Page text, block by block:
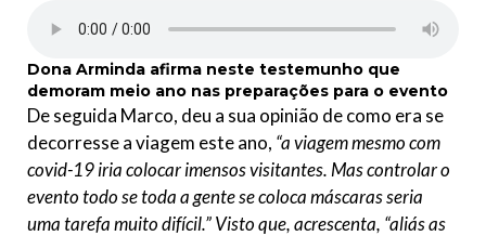
Dona Arminda afirma neste testemunho que
demoram meio ano nas preparações para o evento
De seguida Marco, deu a sua opinião de como era se
decorresse a viagem este ano, “a viagem mesmo com
covid-19 iria colocar imensos visitantes. Mas controlar o
evento todo se toda a gente se coloca máscaras seria
uma tarefa muito difícil.” Visto que, acrescenta, “aliás as